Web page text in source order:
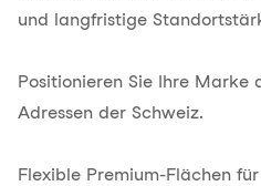
und langfristige
Positionieren Sie Ihre Marke
Adressen der Schweiz.
Flexible Premium-Flächen